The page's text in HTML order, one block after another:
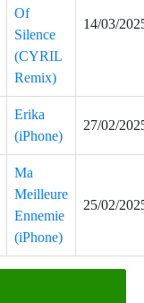
Of
Silence
(CYRIL
Remix)
14/03/
Erika
(iPhone)
27/02/
Ma
Meilleure
Ennemie
(iPhone)
25/02/